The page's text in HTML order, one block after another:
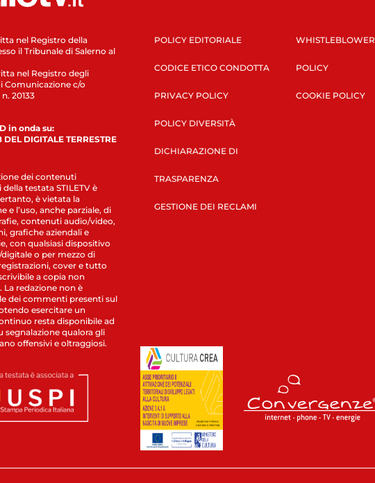
nel Registro della
il Tribunale di Salerno al
nel Registro degli
Comunicazione c/o
n. 20133
in onda su:
DEL DIGITALE TERRESTRE
dei contenuti
testata STILETV è
è vietata la
e l’uso, anche parziale, di
contenuti audio/video,
grafiche aziendali e
con qualsiasi dispositivo
o per mezzo di
cover e tutto
a copia non
La redazione non è
dei commenti presenti sul
esercitare un
resta disponibile ad
segnalazione qualora gli
offensivi e oltraggiosi.
POLICY EDITORIALE
CODICE ETICO CONDOTTA
PRIVACY POLICY
POLICY DIVERSITÀ
DICHIARAZIONE DI
TRASPARENZA
GESTIONE DEI RECLAMI
WHISTLEBLOWER
POLICY
COOKIE POLICY